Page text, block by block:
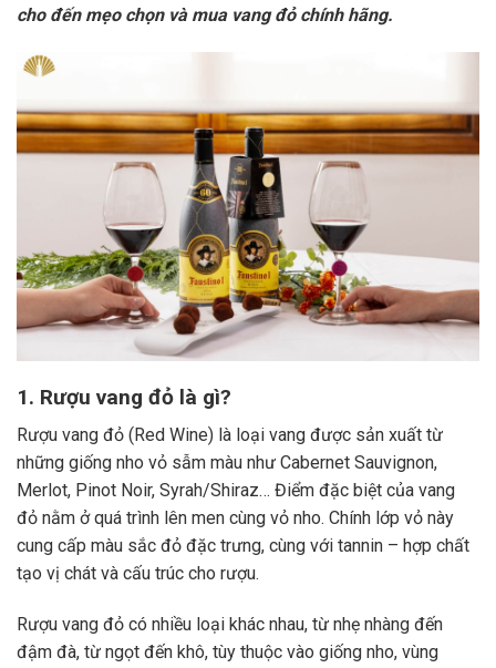
cho đến mẹo chọn và mua vang đỏ chính hãng.
1. Rượu vang đỏ là gì?
Rượu vang đỏ (Red Wine) là loại vang được sản xuất từ
những giống nho vỏ sẫm màu như Cabernet Sauvignon,
Merlot, Pinot Noir, Syrah/Shiraz… Điểm đặc biệt của vang
đỏ nằm ở quá trình lên men cùng vỏ nho. Chính lớp vỏ này
cung cấp màu sắc đỏ đặc trưng, cùng với tannin – hợp chất
tạo vị chát và cấu trúc cho rượu.
Rượu vang đỏ có nhiều loại khác nhau, từ nhẹ nhàng đến
đậm đà, từ ngọt đến khô, tùy thuộc vào giống nho, vùng